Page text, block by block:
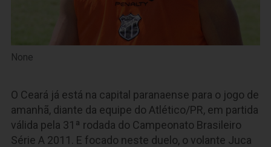
None
O Ceará já está na capital paranaense para o jogo de
amanhã, diante da equipe do Atlético/PR, em partida
válida pela 31ª rodada do Campeonato Brasileiro
Série A 2011. E focado neste duelo, o volante Juca